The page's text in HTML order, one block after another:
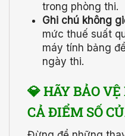
trong phòng thi.
Ghi chú không
mức thuế suất
máy tính bảng
ngày thi.
💎 HÃY BẢO
CẢ ĐIỂM SỐ